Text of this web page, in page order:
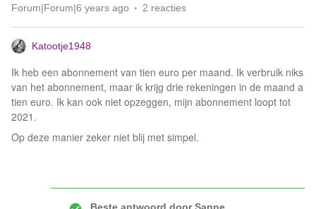
Forum|Forum|6 years ago 2 reacties
Katootje1948
Ik heb een abonnement van tien euro per maand. Ik verbruik niks
van het abonnement, maar ik krijg drie rekeningen in de maand a
tien euro. Ik kan ook niet opzeggen, mijn abonnement loopt tot
2021.
Op deze manier zeker niet blij met simpel.